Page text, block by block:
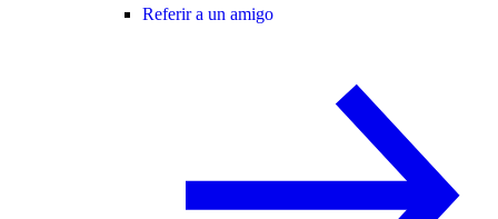
Referir a un amigo